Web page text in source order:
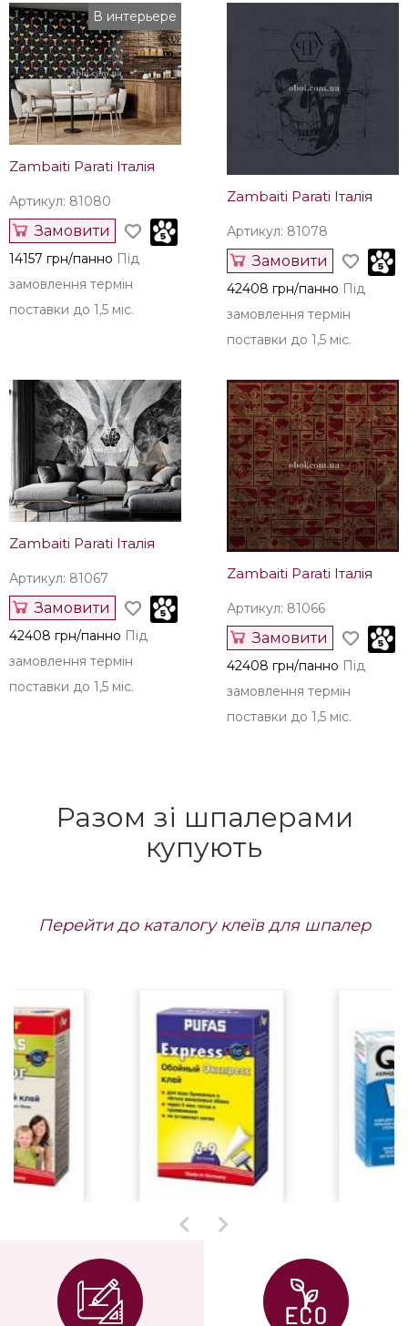
В интерьере
Zambaiti Parati Італія
Артикул: 81080
Замовити
14157 грн/панно Під
замовлення термін
поставки до 1,5 міс.
Zambaiti Parati Італія
Артикул: 81078
Замовити
42408 грн/панно Під
замовлення термін
поставки до 1,5 міс.
Zambaiti Parati Італія
Артикул: 81067
Замовити
42408 грн/панно Під
замовлення термін
поставки до 1,5 міс.
Zambaiti Parati Італія
Артикул: 81066
Замовити
42408 грн/панно Під
замовлення термін
поставки до 1,5 міс.
Разом зі шпалерами
купують
Перейти до каталогу клеїв для шпалер